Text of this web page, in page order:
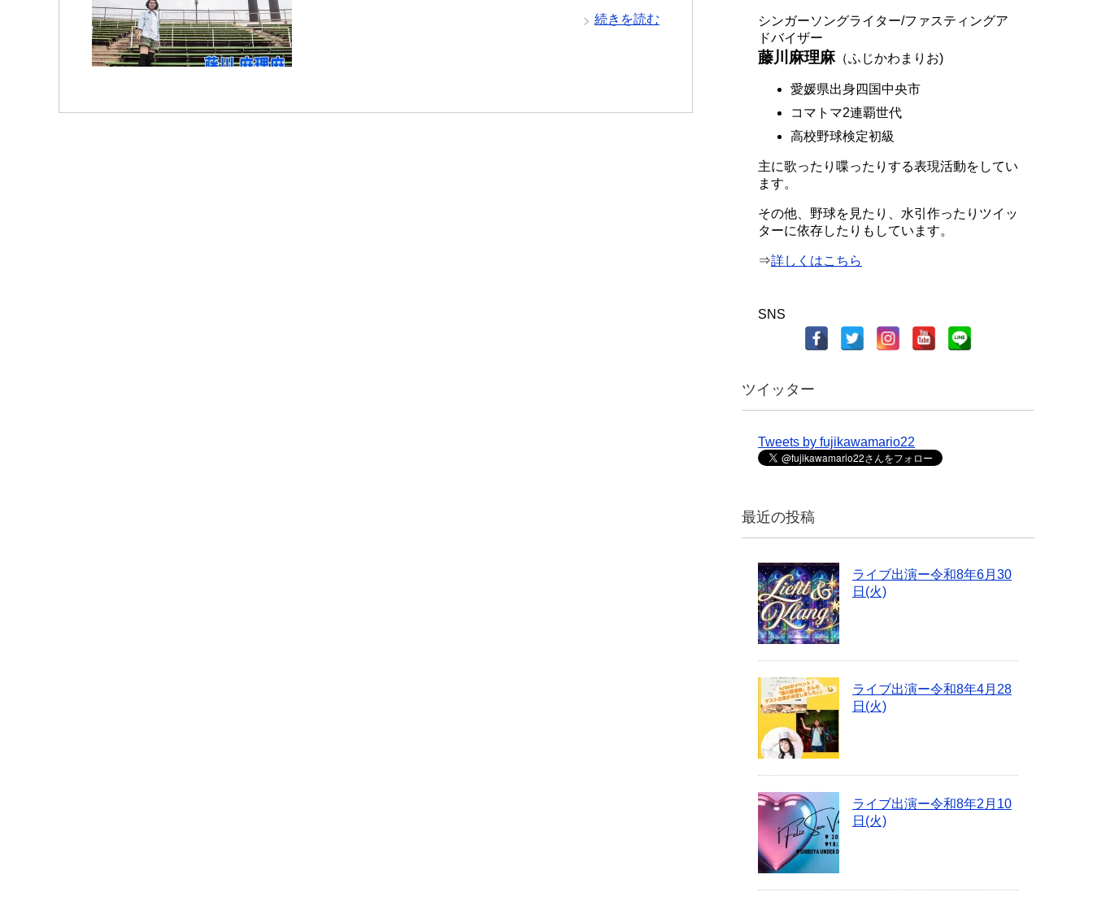
続きを読む
シンガーソングライター/ファスティングア
ドバイザー
藤川麻理麻（ふじかわまりお)
愛媛県出身四国中央市
コマトマ2連覇世代
高校野球検定初級
主に歌ったり喋ったりする表現活動をしてい
ます。
その他、野球を見たり、水引作ったりツイッ
ターに依存したりもしています。
⇒詳しくはこちら
SNS
ツイッター
Tweets by fujikawamario22
最近の投稿
ライブ出演ー令和8年6月30
日(火)
ライブ出演ー令和8年4月28
日(火)
ライブ出演ー令和8年2月10
日(火)